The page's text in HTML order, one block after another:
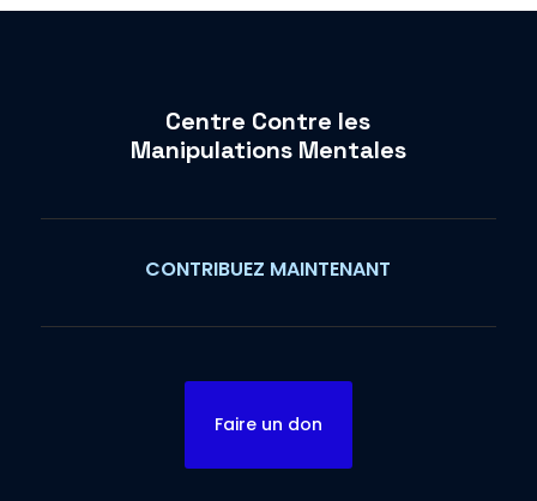
Centre Contre les
Manipulations Mentales
CONTRIBUEZ MAINTENANT
Faire un don